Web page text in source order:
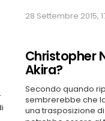
28 Settembre 2015,
Christopher
Akira?
Secondo quando
sembrerebbe che
una trasposizione